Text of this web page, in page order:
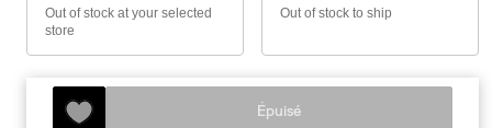
Out of stock at your selected
store
Out of stock to ship
Épuisé